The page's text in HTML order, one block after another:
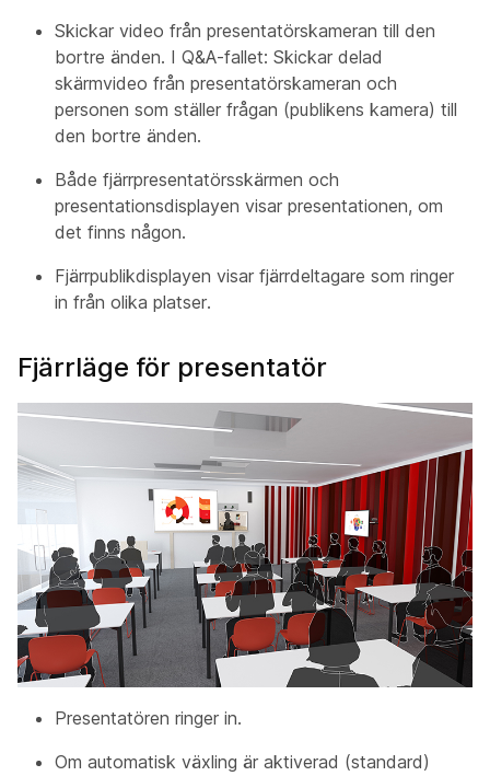
Skickar video från presentatörskameran till den
bortre änden. I Q&A-fallet: Skickar delad
skärmvideo från presentatörskameran och
personen som ställer frågan (publikens kamera) till
den bortre änden.
Både fjärrpresentatörsskärmen och
presentationsdisplayen visar presentationen, om
det finns någon.
Fjärrpublikdisplayen visar fjärrdeltagare som ringer
in från olika platser.
Fjärrläge för presentatör
Presentatören ringer in.
Om automatisk växling är aktiverad (standard)